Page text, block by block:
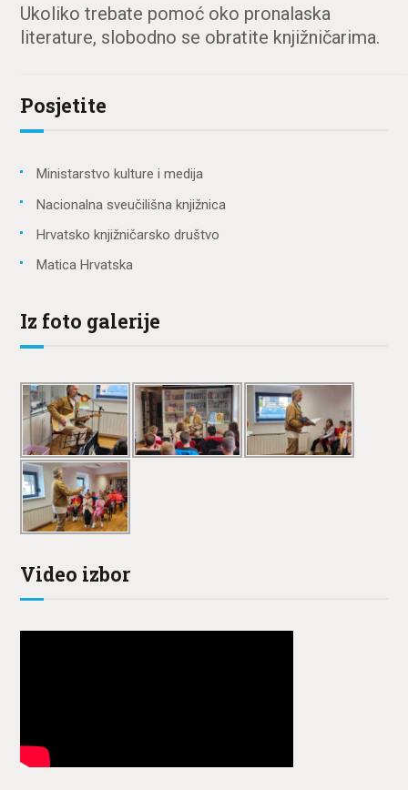
Ukoliko trebate pomoć oko pronalaska
literature, slobodno se obratite knjižničarima.
Posjetite
Ministarstvo kulture i medija
Nacionalna sveučilišna knjižnica
Hrvatsko knjižničarsko društvo
Matica Hrvatska
Iz foto galerije
Video izbor